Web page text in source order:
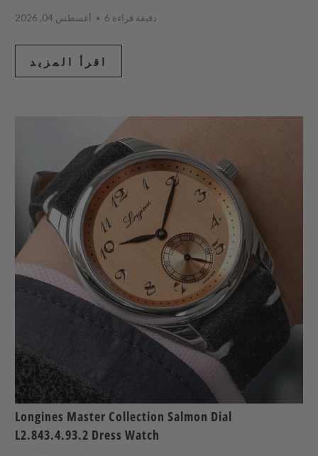
أغسطس 04, 2026 6 دقيقة قراءة
اقرأ المزيد
Longines Master Collection Salmon Dial
L2.843.4.93.2 Dress Watch